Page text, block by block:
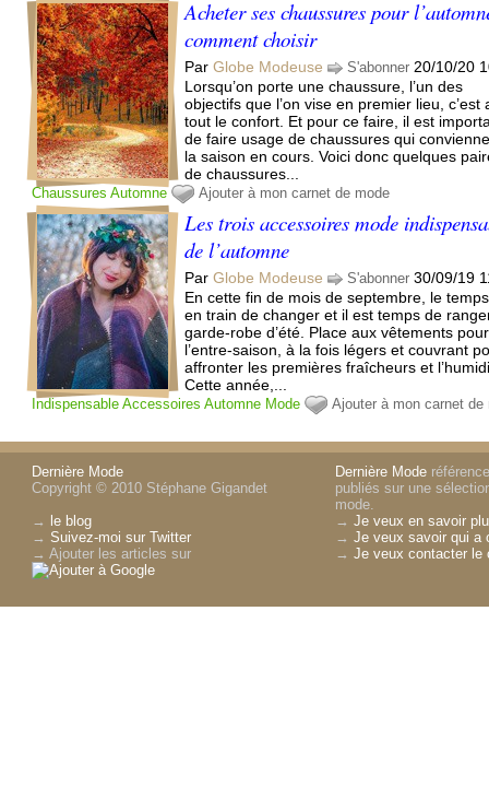
Acheter ses chaussures pour
comment choisir
ParGlobe Modeuse S'abonner 20/10/20
Lorsqu’on porte une chaussure, l’un des
objectifs que l’on vise en premier lieu, c’est
tout le confort. Et pour ce faire, il est
de faire usage de chaussures qui
la saison en cours. Voici donc quelques
de chaussures...
Chaussures Automne Ajouter à mon carnet de mode
Les trois accessoires mode
de l’automne
ParGlobe Modeuse S'abonner 30/09/19
En cette fin de mois de septembre, le
en train de changer et il est temps de
garde-robe d’été. Place aux vêtements pour
l’entre-saison, à la fois légers et couvrant
affronter les premières fraîcheurs et
Cette année,...
Indispensable Accessoires Automne Mode Ajouter à mon carnet de
Dernière Mode
Copyright © 2010 Stéphane Gigandet
→
le blog
→Suivez-moi sur Twitter
→ Ajouter les articles sur
Dernière Mode
publiés sur une
mode.
→Je veux en savoir
→Je veux savoir qui a
→Je veux contacter le